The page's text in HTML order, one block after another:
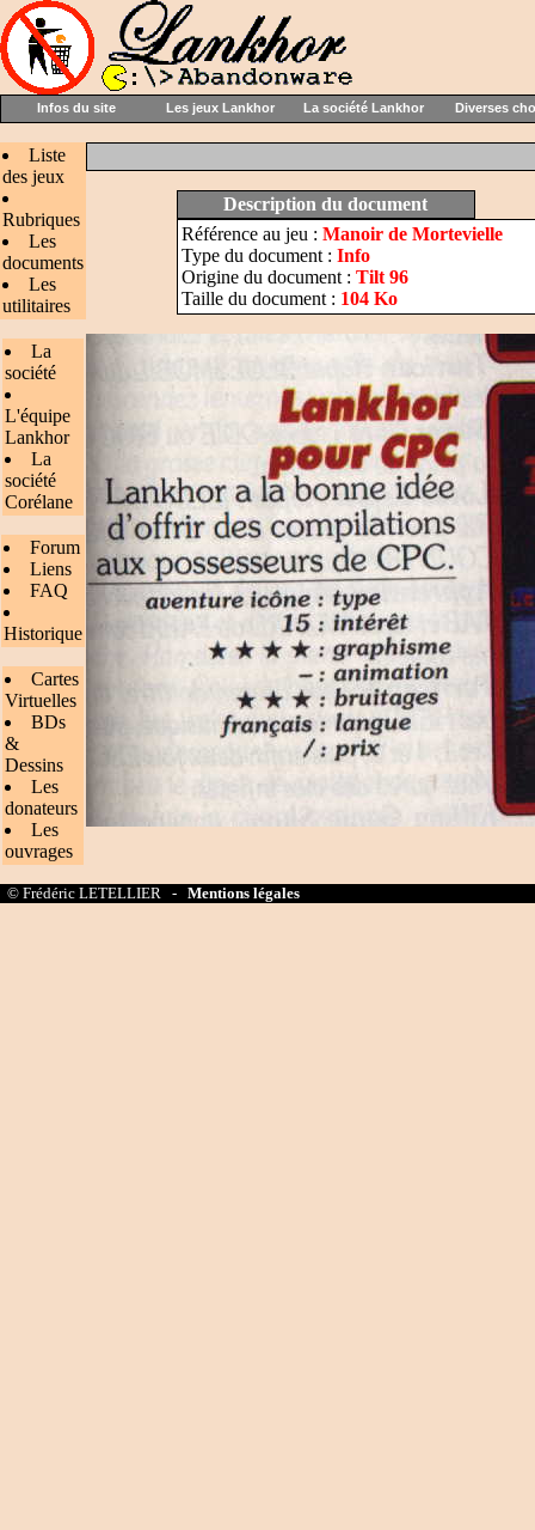
Infos du site Les jeux Lankhor La société Lankhor Diverses
Liste
des jeux
Rubriques
Les
documents
Les
utilitaires
La
société
L'équipe
Lankhor
La
société
Corélane
Forum
Liens
FAQ
Historique
Cartes
Virtuelles
BDs
&
Dessins
Les
donateurs
Les
ouvrages
Description du document
Référence au jeu : Manoir de Mortevielle
Type du document : Info
Origine du document : Tilt 96
Taille du document : 104 Ko
© Frédéric LETELLIER - Mentions légales